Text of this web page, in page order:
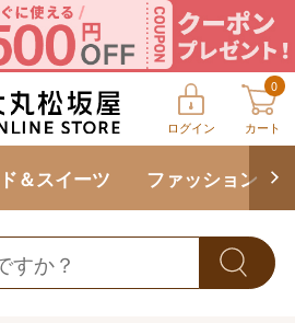
ログイン
0
カート
＆スイーツ ファッション